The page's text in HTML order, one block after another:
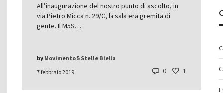
All’inaugurazione del nostro punto di ascolto, in
via Pietro Micca n. 29/C, la sala era gremita di
gente. Il M5S…
7 febbraio 2019
by Movimento 5 Stelle Biella
0 1